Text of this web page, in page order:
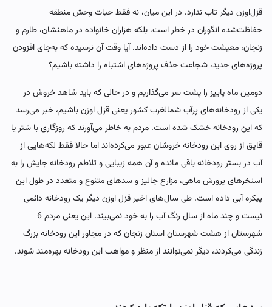
قزل‌اوزن دیگر تاب ندارد. در این میان، نه فقط حیات وحش منطقه
حفاظت‌شده انگوران در خطر است، بلکه هزاران خانواده در ماهنشان، طارم و
زنجان، معیشت خود را از دست داده‌اند. آیا وقت آن نرسیده که به‌جای افزودن
پروژه‌های جدید، شجاعت حذف پروژه‌های اشتباه را داشته باشیم؟
دومین ماه پاییز را پشت سر می‌گذاریم و در حالی که باید شاهد خروش در
یکی از رودخانه‌های پرآب شمالغرب کشور یعنی قزل اوزن باشیم، خبر می‌رسد
که این رودخانه خشک شده است. مردم به خاطر می‌آورند که روزگاری با شتر یا
قایق از روی این رودخانه خروشان عبور می‌کرده‌اند اما حالا فقط لکه‌هایی از
آب در بستر رودخانه باقی مانده و آن همه زیبایی و تلاطم رودخانه جایش را به
استخرهای پرورش ماهی، مزارع جالیز و سدهای متنوع و متعدد در طول این
پیکره آبی داده است. طی سال‌های اخیر قزل اوزن دیگر یک رودخانه دائمی
نیست و چند ماه از سال رنگ آب را به خود نمی‌بیند. این یعنی مردم 6
شهرستان از هشت شهرستان استان زنجان که در مجاور این رودخانه بزرگ
زندگی می‌کردند، دیگر نمی‌توانند از منظر و مواهب این رودخانه بهره‌مند شوند.